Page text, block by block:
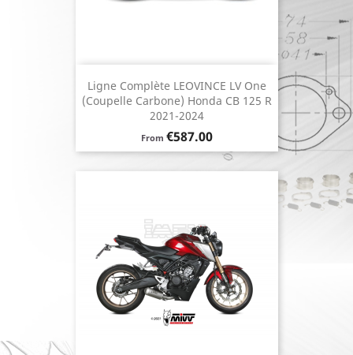
Ligne Complète LEOVINCE LV One
(coupelle Carbone) Honda CB 125 R
2021-2024
From Price
€587.00